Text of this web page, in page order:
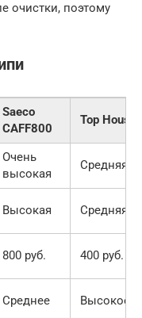
очистки, поэтому
Saeco
CAFF800
Top House
Очень
высокая
Средняя
Высокая Средняя
800 руб. 400 руб.
Среднее Высокое